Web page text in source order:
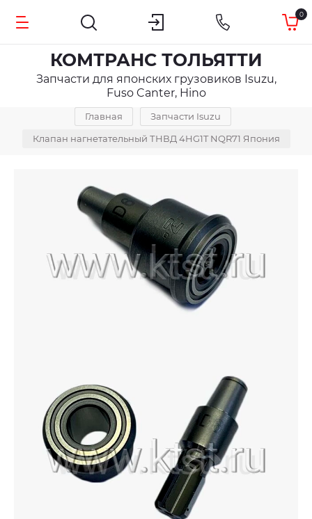
0
КОМТРАНС ТОЛЬЯТТИ
Запчасти для японских грузовиков Isuzu,
Fuso Canter, Hino
Главная
Запчасти Isuzu
Клапан нагнетательный ТНВД 4HG1T NQR71 Япония